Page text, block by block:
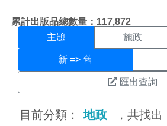
累計出版品總數量：117,872
主題搜尋結果
主題 施政
新 => 舊
匯出查詢
目前分類： 地政 ，共找出